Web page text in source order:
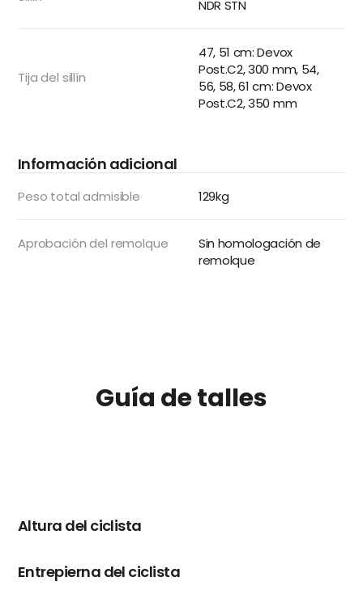
NDR STN
Tija del sillín
47, 51 cm: Devox
Post.C2, 300 mm, 54,
56, 58, 61 cm: Devox
Post.C2, 350 mm
Información adicional
Peso total admisible 129kg
Aprobación del remolque
Sin homologación de
remolque
Guía de talles
Altura del ciclista
Entrepierna del ciclista